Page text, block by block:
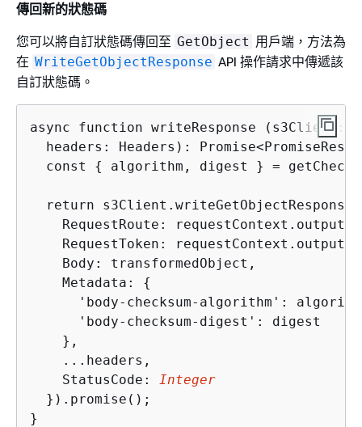
傳回新的狀態碼
您可以將自訂狀態碼傳回至 GetObject 用戶端，方法為
在 WriteGetObjectResponse API 操作請求中傳遞該
自訂狀態碼。
async function writeResponse (s3Client:
headers: Headers):
  const
{ algorithm, digest } =
  return s3Client.writeGetObjectResponse(
RequestRoute:
RequestToken:
    Body: transformedObject,
    Metadata:
{
'body-checksum-algorithm':
      'body-checksum-digest': digest
    },
    ...headers,
    StatusCode:
Integer
  }).promise();
}